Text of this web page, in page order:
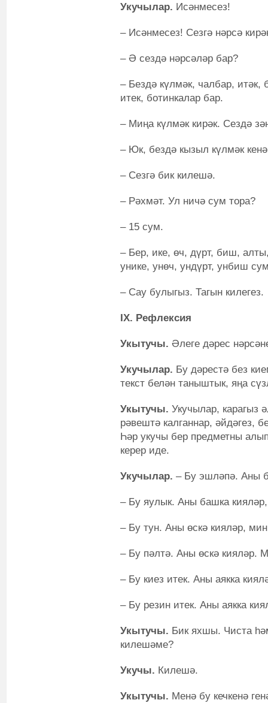
Укучылар. Исәнмесез!
– Исәнмесез! Сезгә нәрсә
– Ә сездә нәрсәләр бар?
– Бездә күлмәк, чалбар,
итек, ботинкалар бар.
– Миңа күлмәк кирәк. Сездә
– Юк, бездә кызыл күлмәк
– Сезгә бик килешә.
– Рәхмәт. Ул ничә сум тора?
– 15 сум.
– Бер, ике, өч, дүрт, биш,
унике, унөч, ундүрт, унбиш
– Сау булыгыз. Тагын килегез.
IХ. Рефлексия
Укытучы. Әлеге дәрес
Укучылар. Бу дәрестә без
текст белән таныштык, яңа
Укытучы. Укучылар, карагыз
рәвештә калганнар, әйдәгез,
Һәр укучы бер предметны
керер иде.
Укучылар. – Бу эшләпә. Аны
– Бу яулык. Аны башка
– Бу тун. Аны өскә кияләр,
– Бу пәлтә. Аны өскә кияләр.
– Бу киез итек. Аны аякка
– Бу резин итек. Аны аякка
Укытучы. Бик яхшы. Чиста
килешәме?
Укучы. Килешә.
Укытучы. Менә бу кечкенә